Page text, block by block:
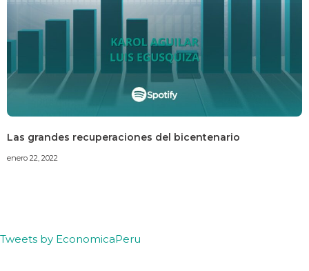
Las grandes recuperaciones del bicentenario
enero 22, 2022
Tweets by EconomicaPeru